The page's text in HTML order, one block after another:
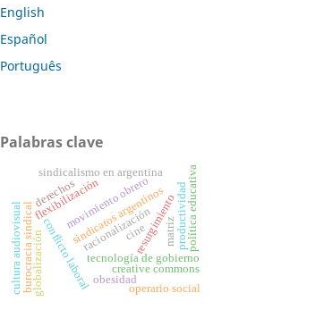
English
Español
Português
Palabras clave
sindicatos argentinos
resurgimiento
conflicto laboraltecnología de gobierno
racionalización
flexibilización productividad
burocracia sindical
sindicalismo en argentina
movimiento obrero
globalización
política educativa
cine
cultura audiovisual creative commons
derechos
matriz
obesidad
operario social